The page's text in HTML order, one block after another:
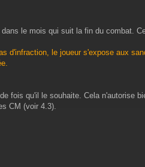
le mois qui suit la fin du combat.
d'infraction, le joueur s'expose aux
fois qu'il le souhaite. Cela n'autorise
CM (voir 4.3).